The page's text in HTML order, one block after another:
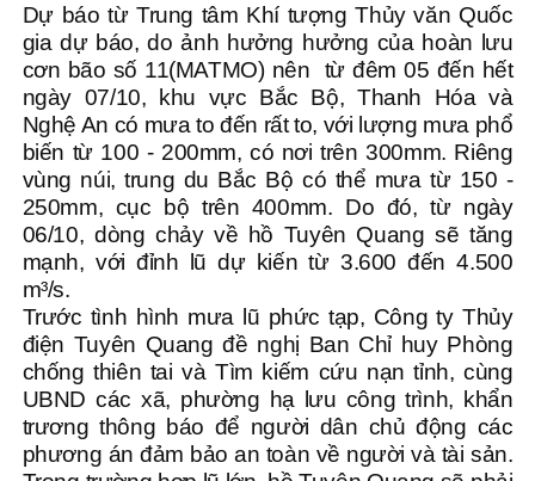
Dự báo từ Trung tâm Khí tượng Thủy văn Quốc
gia dự báo, do ảnh hưởng hưởng của hoàn lưu
cơn bão số 11(MATMO) nên từ đêm 05 đến hết
ngày 07/10, khu vực Bắc Bộ, Thanh Hóa và
Nghệ An có mưa to đến rất to, với lượng mưa phổ
biến từ 100 - 200mm, có nơi trên 300mm. Riêng
vùng núi, trung du Bắc Bộ có thể mưa từ 150 -
250mm, cục bộ trên 400mm. Do đó, từ ngày
06/10, dòng chảy về hồ Tuyên Quang sẽ tăng
mạnh, với đỉnh lũ dự kiến từ 3.600 đến 4.500
m³/s.
Trước tình hình mưa lũ phức tạp, Công ty Thủy
điện Tuyên Quang đề nghị Ban Chỉ huy Phòng
chống thiên tai và Tìm kiếm cứu nạn tỉnh, cùng
UBND các xã, phường hạ lưu công trình, khẩn
trương thông báo để người dân chủ động các
phương án đảm bảo an toàn về người và tài sản.